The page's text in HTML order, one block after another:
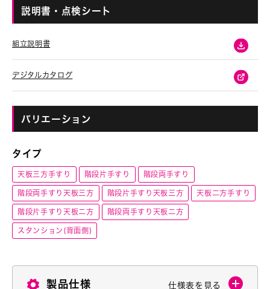
説明書・点検シート
組立説明書
デジタルカタログ
バリエーション
タイプ
天板三方手すり 階段片手すり 階段両手すり
階段両手すり天板三方 階段片手すり天板三方 天板二方手すり
階段片手すり天板二方 階段両手すり天板二方
スタンション(背面側)
製品仕様 仕様表を見る